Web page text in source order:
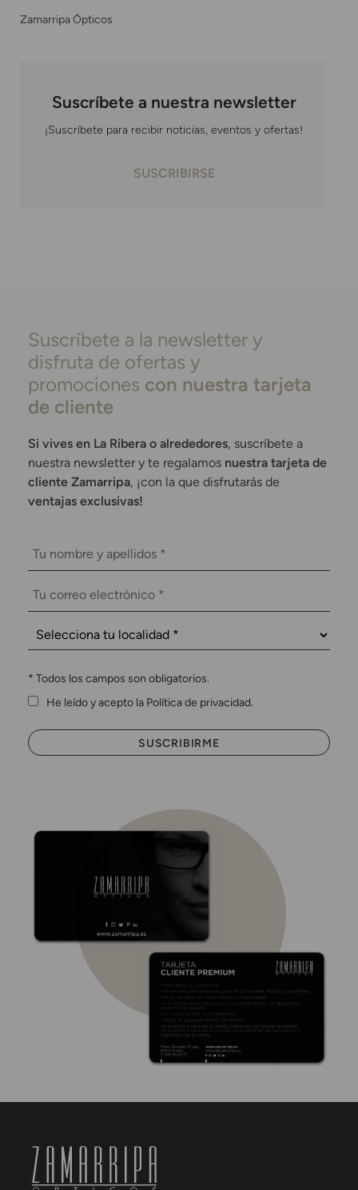
Zamarripa Ópticos
Suscríbete a nuestra newsletter
¡Suscríbete para recibir noticias, eventos y ofertas!
SUSCRIBIRSE
Suscríbete a la newsletter y
disfruta de ofertas y
promociones con nuestra tarjeta
de cliente
Si vives en La Ribera o alrededores, suscríbete a
nuestra newsletter y te regalamos nuestra tarjeta de
cliente Zamarripa, ¡con la que disfrutarás de
ventajas exclusivas!
* Todos los campos son obligatorios.
He leído y acepto la Política de privacidad.